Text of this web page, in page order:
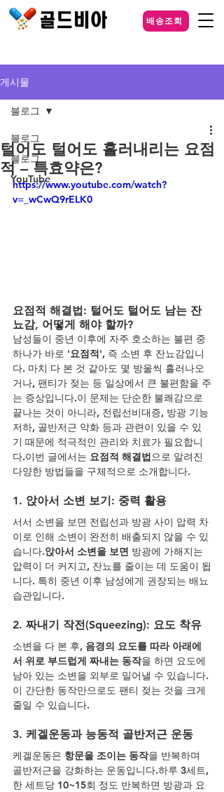
배송조회
게시물
블로그
블로그
YouTube
블로그
털어도 털어도 흘러내리는 요점
적 – 특효약은?
https://www.youtube.com/watch?
v=_wCwQ9rELK0
요점적 해결법: 털어도 털어도 남는 잔
뇨감, 어떻게 해야 할까?
남성들이 중년 이후에 자주 호소하는 불편 중
하나가 바로 '요점적', 즉 소변 후 잔뇨감입니
다. 마치 다 본 것 같아도 몇 방울씩 흘러나오
거나, 팬티가 젖는 등 일상에서 큰 불편함을 주
는 증상입니다.이 문제는 단순한 불쾌감으로
끝나는 것이 아니라, 전립선비대증, 방광 기능
저하, 골반저근 약화 등과 관련이 있을 수 있
기 때문에 적극적인 관리와 치료가 필요합니
다.이번 글에서는 요점적 해결법으로 알려진
다양한 방법들을 구체적으로 소개합니다.
1. 앉아서 소변 보기: 중력 활용
서서 소변을 보면 전립선과 방광 사이 압력 차
이로 인해 소변이 완전히 배출되지 않을 수 있
습니다.앉아서 소변을 보면 방광에 가해지는
압력이 더 커지고, 잔뇨를 줄이는 데 도움이 됩
니다. 특히 중년 이후 남성에게 권장되는 배뇨
습관입니다.
2. 짜내기 작전(Squeezing): 요도 착유
소변을 다 본 후, 음경의 요도를 따라 아래에
서 위로 부드럽게 짜내는 동작을 하면 요도에
남아 있는 소변을 외부로 밀어낼 수 있습니다.
이 간단한 동작만으로도 팬티 젖는 것을 크게
줄일 수 있습니다.
3. 케겔운동과 능동적 골반저근 운동
케겔운동은 항문을 조이는 동작을 반복하며
골반저근을 강화하는 운동입니다.하루 3세트,
한 세트당 10~15회 정도 반복하면 방광과 요